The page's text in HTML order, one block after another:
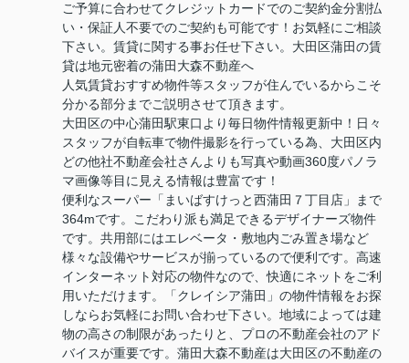
ご予算に合わせてクレジットカードでのご契約金分割払
い・保証人不要でのご契約も可能です！お気軽にご相談
下さい。賃貸に関する事お任せ下さい。大田区蒲田の賃
貸は地元密着の蒲田大森不動産へ
人気賃貸おすすめ物件等スタッフが住んでいるからこそ
分かる部分までご説明させて頂きます。
大田区の中心蒲田駅東口より毎日物件情報更新中！日々
スタッフが自転車で物件撮影を行っている為、大田区内
どの他社不動産会社さんよりも写真や動画360度パノラ
マ画像等目に見える情報は豊富です！
便利なスーパー「まいばすけっと西蒲田７丁目店」まで
364mです。こだわり派も満足できるデザイナーズ物件
です。共用部にはエレベータ・敷地内ごみ置き場など
様々な設備やサービスが揃っているので便利です。高速
インターネット対応の物件なので、快適にネットをご利
用いただけます。「クレイシア蒲田」の物件情報をお探
しならお気軽にお問い合わせ下さい。地域によっては建
物の高さの制限があったりと、プロの不動産会社のアド
バイスが重要です。蒲田大森不動産は大田区の不動産の